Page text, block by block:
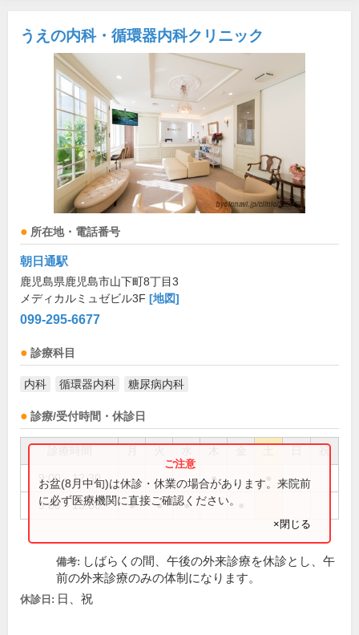
うえの内科・循環器内科クリニック
所在地・電話番号
朝日通駅
鹿児島県鹿児島市山下町8丁目3
メディカルミュゼビル3F [地図]
099-295-6677
診療科目
内科 循環器内科 糖尿病内科
診療/受付時間・休診日
祝
9:00～12:30 ●
9:00～13:00 ● ● ●
お盆(8月中旬)は休診・休業の場合があります。来院前
に必ず医療機関に直接ご確認ください。
×閉じる
備考: しばらくの間、午後の外来診療を休診とし、午
前の外来診療のみの体制になります。
休診日: 日、祝